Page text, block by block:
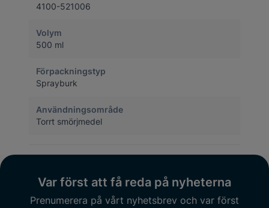
4100-521006
Volym
500 ml
Förpackningstyp
Sprayburk
Användningsområde
Torrt smörjmedel
Var först att få reda på nyheterna
Prenumerera på vårt nyhetsbrev och var först